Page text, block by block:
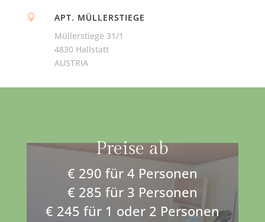

APT. MÜLLERSTIEGE
Müllerstiege 31/1
4830 Hallstatt
AUSTRIA
Preise ab
€ 290 für 4 Personen
€ 285 für 3 Personen
€ 245 für 1 oder 2 Personen